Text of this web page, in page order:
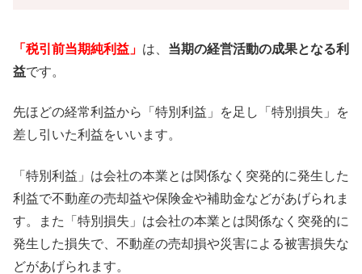
「税引前当期純利益」 は、 当期の経営活動の成果となる利
益です。
先ほどの経常利益から「特別利益」を足し「特別損失」を
差し引いた利益をいいます。
「特別利益」は会社の本業とは関係なく突発的に発生した
利益で不動産の売却益や保険金や補助金などがあげられま
す。また「特別損失」は会社の本業とは関係なく突発的に
発生した損失で、不動産の売却損や災害による被害損失な
どがあげられます。